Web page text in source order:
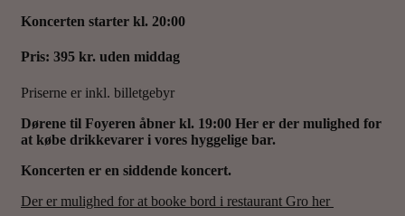
Koncerten starter kl. 20:00
Pris: 395 kr. uden middag
Priserne er inkl. billetgebyr
Dørene til Foyeren åbner kl. 19:00 Her er der mulighed for
at købe drikkevarer i vores hyggelige bar.
Koncerten er en siddende koncert.
Der er mulighed for at booke bord i restaurant Gro her